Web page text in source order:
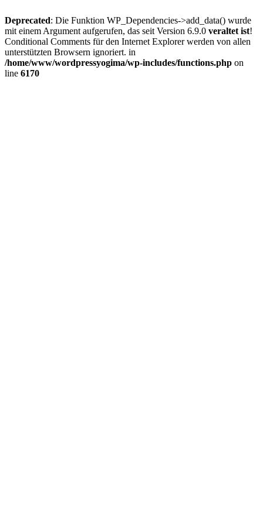
Deprecated: Die Funktion WP_Dependencies->add_data() wurde
mit einem Argument aufgerufen, das seit Version 6.9.0 veraltet ist!
Conditional Comments für den Internet Explorer werden von allen
unterstützten Browsern ignoriert. in
/home/www/wordpressyogima/wp-includes/functions.php on
line 6170